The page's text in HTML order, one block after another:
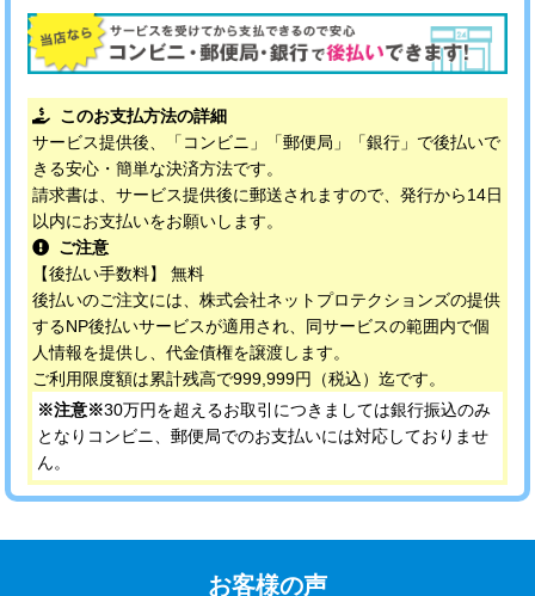
このお支払方法の詳細
サービス提供後、「コンビニ」「郵便局」「銀行」で後払いで
きる安心・簡単な決済方法です。
請求書は、サービス提供後に郵送されますので、発行から14日
以内にお支払いをお願いします。
ご注意
【後払い手数料】 無料
後払いのご注文には、株式会社ネットプロテクションズの提供
するNP後払いサービスが適用され、同サービスの範囲内で個
人情報を提供し、代金債権を譲渡します。
ご利用限度額は累計残高で999,999円（税込）迄です。
※注意※30万円を超えるお取引につきましては銀行振込のみ
となりコンビニ、郵便局でのお支払いには対応しておりませ
ん。
お客様の声